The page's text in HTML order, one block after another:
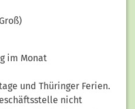
im Monat
und Thüringer Ferien.
nicht